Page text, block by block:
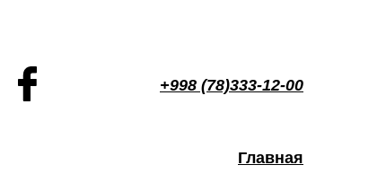
+998 (78)333-12-00
Главная